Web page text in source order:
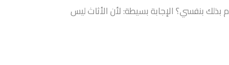
بذلك بنفسي؟ الإجابة بسيطة: لأن الأثاث ليس